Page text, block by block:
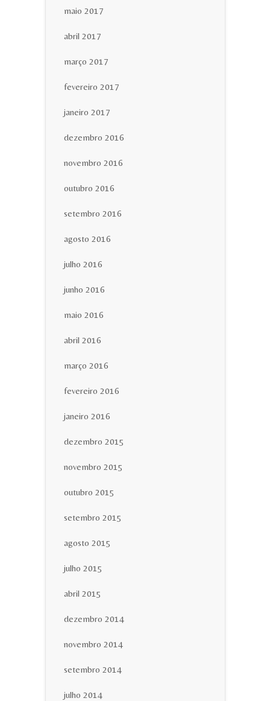
maio 2017
abril 2017
março 2017
fevereiro 2017
janeiro 2017
dezembro 2016
novembro 2016
outubro 2016
setembro 2016
agosto 2016
julho 2016
junho 2016
maio 2016
abril 2016
março 2016
fevereiro 2016
janeiro 2016
dezembro 2015
novembro 2015
outubro 2015
setembro 2015
agosto 2015
julho 2015
abril 2015
dezembro 2014
novembro 2014
setembro 2014
julho 2014